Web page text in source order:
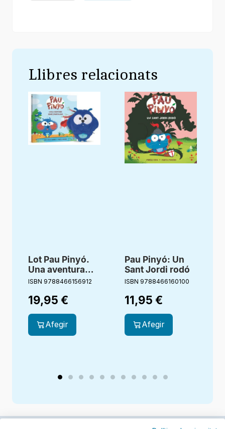
Llibres relacionats
Lot Pau Pinyó.
Una aventura
sense pantalons
ISBN 9788466156912
19,95 €
Afegir
Pau Pinyó: Un
Sant Jordi rodó
ISBN 9788466160100
11,95 €
Afegir